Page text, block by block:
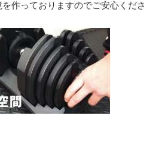
作っておりますのでご安心くださ